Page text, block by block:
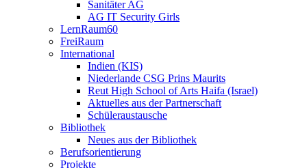
Sanitäter AG
AG IT Security Girls
LernRaum60
FreiRaum
International
Indien (KIS)
Niederlande CSG Prins Maurits
Reut High School of Arts Haifa (Israel)
Aktuelles aus der Partnerschaft
Schüleraustausche
Bibliothek
Neues aus der Bibliothek
Berufsorientierung
Projekte